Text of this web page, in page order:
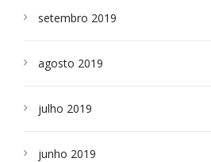
setembro 2019
agosto 2019
julho 2019
junho 2019